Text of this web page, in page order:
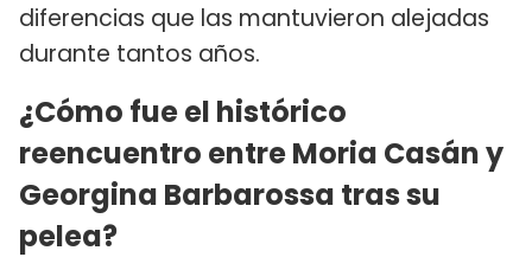
diferencias que las mantuvieron alejadas
durante tantos años.
¿Cómo fue el histórico
reencuentro entre Moria Casán y
Georgina Barbarossa tras su
pelea?